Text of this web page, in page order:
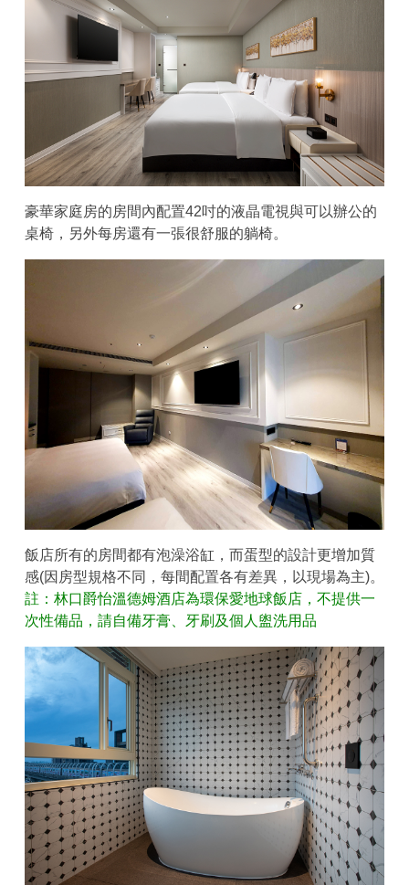
豪華家庭房的房間內配置42吋的液晶電視與可以辦公的
桌椅，另外每房還有一張很舒服的躺椅。
飯店所有的房間都有泡澡浴缸，而蛋型的設計更增加質
感(因房型規格不同，每間配置各有差異，以現場為主)。
註：林口爵怡溫德姆酒店為環保愛地球飯店，不提供一
次性備品，請自備牙膏、牙刷及個人盥洗用品